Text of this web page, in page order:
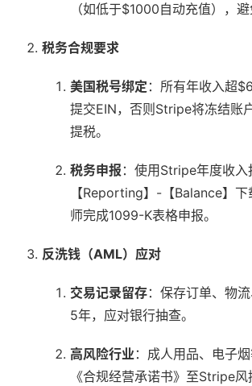
（如低于$1000自动充值），避
税务合规要求
美国税号绑定 ：所有年收入超
提交EIN，否则Stripe将冻结账
提税。
税务申报 ：使用Stripe年度收入
【Reporting】-【Balance】
师完成1099-K表格申报。
反洗钱（AML）应对
交易记录留存：保存订单、物
5年，应对银行抽查。
高风险行业：成人用品、电子
《合规经营承诺书》至Stripe风